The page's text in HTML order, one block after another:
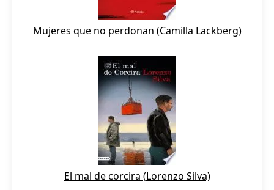
Mujeres que no perdonan (Camilla Lackberg)
El mal de corcira (Lorenzo Silva)